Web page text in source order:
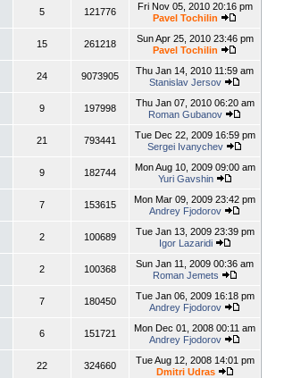
5 121776
Fri Nov 05, 2010 20:16 pm
Pavel Tochilin
15 261218
Sun Apr 25, 2010 23:46 pm
Pavel Tochilin
24 9073905
Thu Jan 14, 2010 11:59 am
Stanislav Jersov
9 197998
Thu Jan 07, 2010 06:20 am
Roman Gubanov
21 793441
Tue Dec 22, 2009 16:59 pm
Sergei Ivanychev
9 182744
Mon Aug 10, 2009 09:00 am
Yuri Gavshin
7 153615
Mon Mar 09, 2009 23:42 pm
Andrey Fjodorov
2 100689
Tue Jan 13, 2009 23:39 pm
Igor Lazaridi
2 100368
Sun Jan 11, 2009 00:36 am
Roman Jemets
7 180450
Tue Jan 06, 2009 16:18 pm
Andrey Fjodorov
6 151721
Mon Dec 01, 2008 00:11 am
Andrey Fjodorov
22 324660
Tue Aug 12, 2008 14:01 pm
Dmitri Udras